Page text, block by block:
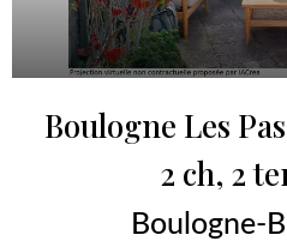
Boulogne Les
2 ch, 2
Boulogne-